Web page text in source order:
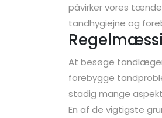
påvirker vores
tandhygiejne og
At besøge
forebygge
stadig mange
En af de vigtigste